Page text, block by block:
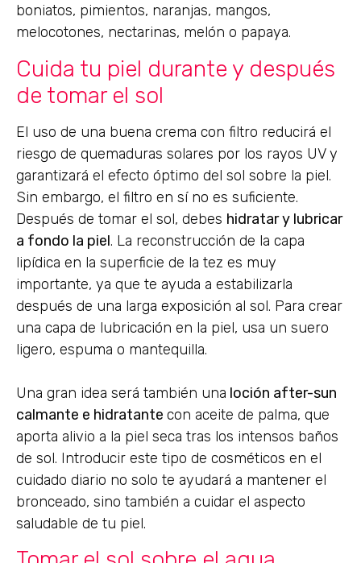
boniatos, pimientos, naranjas, mangos,
melocotones, nectarinas, melón o papaya.
Cuida tu piel durante y después
de tomar el sol
El uso de una buena crema con filtro reducirá el
riesgo de quemaduras solares por los rayos UV y
garantizará el efecto óptimo del sol sobre la piel.
Sin embargo, el filtro en sí no es suficiente.
Después de tomar el sol, debes hidratar y lubricar
a fondo la piel. La reconstrucción de la capa
lipídica en la superficie de la tez es muy
importante, ya que te ayuda a estabilizarla
después de una larga exposición al sol. Para crear
una capa de lubricación en la piel, usa un suero
ligero, espuma o mantequilla.
Una gran idea será también una loción after-sun
calmante e hidratante con aceite de palma, que
aporta alivio a la piel seca tras los intensos baños
de sol. Introducir este tipo de cosméticos en el
cuidado diario no solo te ayudará a mantener el
bronceado, sino también a cuidar el aspecto
saludable de tu piel.